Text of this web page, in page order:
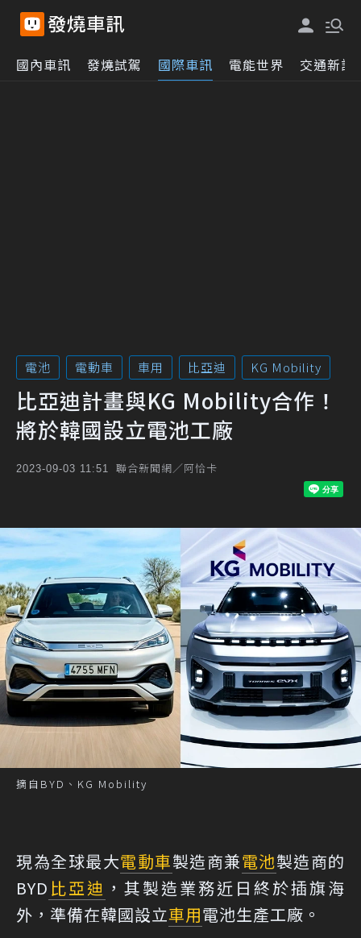
國內車訊 發燒試駕 國際車訊 電能世界 交通新訊
電池 電動車 車用 比亞迪 KG Mobility
比亞迪計畫與KG Mobility合作！
將於韓國設立電池工廠
2023-09-03 11:51 聯合新聞網／阿恰卡
摘自BYD、KG Mobility
現為全球最大電動車製造商兼電池製造商的
BYD 比亞迪 ，其製造業務近日終於插旗海
外，準備在韓國設立車用電池生產工廠。